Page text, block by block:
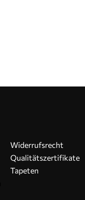
Widerrufsrecht
Qualitätszertifikate
Tapeten